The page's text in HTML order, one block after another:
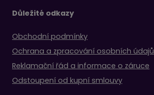
Důležité odkazy
Obchodní podmínky
Ochrana a zpracování osobních údajů
Reklamační řád a informace o záruce
Odstoupení od kupní smlouvy